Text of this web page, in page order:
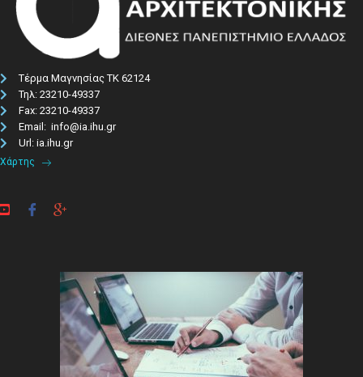
Τέρμα Μαγνησίας ΤΚ 62124
Τηλ: 23210-49337​
Fax: 23210-49337
Email: info@ia.ihu.gr
Url: ia.ihu.gr
Χάρτης